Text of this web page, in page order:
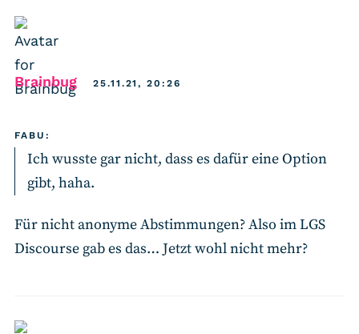
Brainbugsays:25.11.21, 20:26
FABU:
Ich wusste gar nicht, dass es dafür eine Option
gibt, haha.
Für nicht anonyme Abstimmungen? Also im LGS
Discourse gab es das… Jetzt wohl nicht mehr?